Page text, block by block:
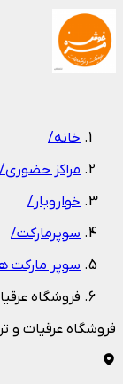
خانه/
مراکز حضوری/
خواروبار/
سوپرمارکت/
سوپر مارکت
فروشگاه
فروشگاه عرقیات و